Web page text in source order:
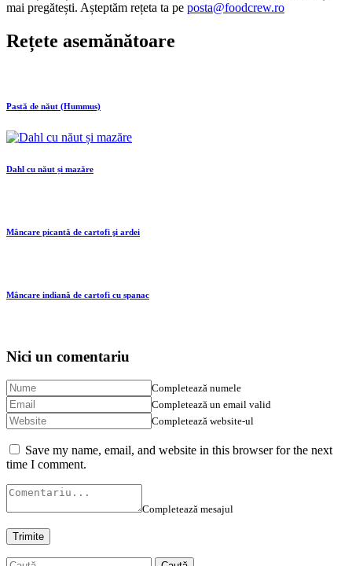
mai pregătești. Așteptăm rețeta ta pe posta@foodcrew.ro
Rețete asemănătoare
Pastă de năut (Hummus)
Dahl cu năut și mazăre
Mâncare picantă de cartofi şi ardei
Mâncare indiană de cartofi cu spanac
Nici un comentariu
Completează numele
Completează un email valid
Completează website-ul
Save my name, email, and website in this browser for the next
time I comment.
Completează mesajul